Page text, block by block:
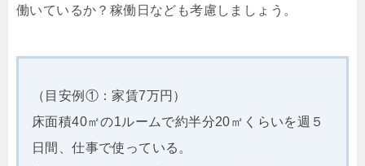
働いているか？稼働日なども考慮しましょう。
（目安例①：家賃7万円）
床面積40㎡の1ルームで約半分20㎡くらいを週５
日間、仕事で使っている。